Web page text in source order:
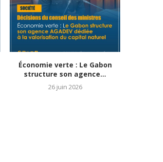
Économie verte : Le Gabon
structure son agence...
26 juin 2026